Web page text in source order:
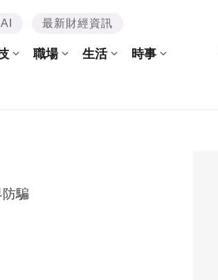
AI 最新財經資訊
職場 生活 時事
騙